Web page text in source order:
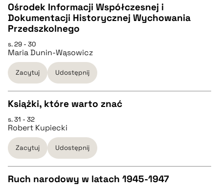
pobierz cytat
CZYSTY TEKST
pobierz cytat
BIBTEX
pobierz cytat
Ośrodek Informacji Współczesnej i
Dokumentacji Historycznej Wychowania
Przedszkolnego
s. 29 - 30
Maria Dunin-Wąsowicz
Zacytuj Udostępnij
CZYSTY TEKST
pobierz cytat
BIBTEX
Książki, które warto znać
s. 31 - 32
Robert Kupiecki
Zacytuj Udostępnij
Ruch narodowy w latach 1945-1947